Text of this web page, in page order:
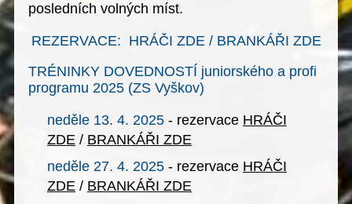
posledních volných míst.
REZERVACE: HRÁČI ZDE/ BRANKÁŘI ZDE
TRÉNINKY DOVEDNOSTÍ juniorského a profi
programu 2025 (ZS Vyškov)
neděle 13. 4. 2025 - rezervace HRÁČI
ZDE / BRANKÁŘI ZDE
neděle 27. 4. 2025 - rezervace HRÁČI
ZDE / BRANKÁŘI ZDE